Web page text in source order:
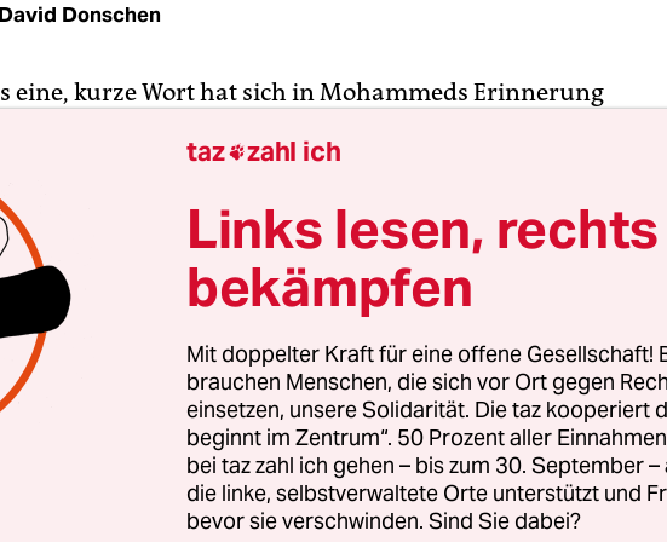
David Donschen
eine, kurze Wort hat sich in Mohammeds Erinnerung
Straße von einem Polizisten kontrolliert. Mal wieder. Seit
die Wahl gewonnen hat, passiert es häufiger, dass
– schwarze Haare, harter Akzent – nach seinem Ausweis
Woher er komme, will der Polizist wissen. „Syrien“,
„Bald“, zischt der Polizist daraufhin und gibt
seine Papiere zurück. Für den Asylbewerber ist die
Bald schmeißen wir dich raus.
zuvor hatte US-Präsident Trump die Executive Order
Den sogenannten Muslim Ban. Für
der seinen Nachnamen aus Sicherheitsgründen nicht in
taz zahl ich
Links lesen, rechts
bekämpfen
Mit doppelter Kraft für eine offene Gesellschaft!
brauchen Menschen, die sich vor Ort gegen
einsetzen, unsere Solidarität. Die taz kooperiert
beginnt im Zentrum“. 50 Prozent aller
bei taz zahl ich gehen – bis zum 30. September
die linke, selbstverwaltete Orte unterstützt und
bevor sie verschwinden. Sind Sie dabei?